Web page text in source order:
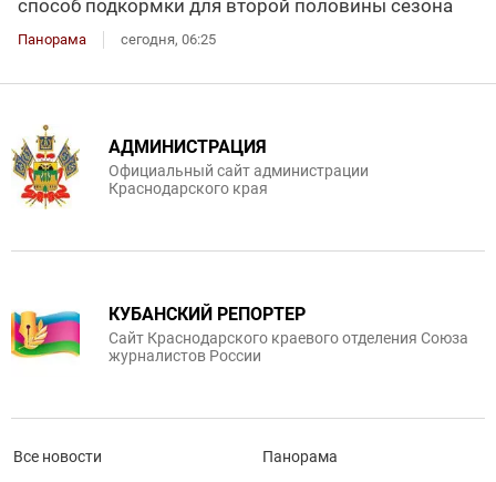
способ подкормки для второй половины сезона
Панорама сегодня, 06:25
АДМИНИСТРАЦИЯ
Официальный сайт администрации
Краснодарского края
КУБАНСКИЙ РЕПОРТЕР
Сайт Краснодарского краевого отделения Союза
журналистов России
Все новости Панорама